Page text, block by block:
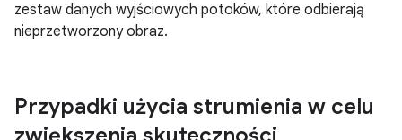
zestaw danych wyjściowych potoków, które odbierają
nieprzetworzony obraz.
Przypadki użycia strumienia w celu